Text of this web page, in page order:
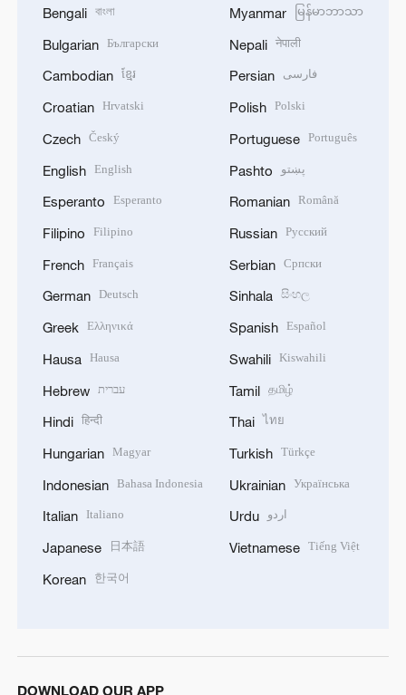
Bengali বাংলা
Bulgarian Български
Cambodian ខ្មែរ
Croatian Hrvatski
Czech Český
English English
Esperanto Esperanto
Filipino Filipino
French Français
German Deutsch
Greek Ελληνικά
Hausa Hausa
Hebrew עברית
Hindi हिन्दी
Hungarian Magyar
Indonesian Bahasa Indonesia
Italian Italiano
Japanese 日本語
Korean 한국어
Myanmar မြန်မာဘာသာ
Nepali नेपाली
Persian فارسی
Polish Polski
Portuguese Português
Pashto پښتو
Romanian Română
Russian Русский
Serbian Српски
Sinhala සිංහල
Spanish Español
Swahili Kiswahili
Tamil தமிழ்
Thai ไทย
Turkish Türkçe
Ukrainian Українська
Urdu اردو
Vietnamese Tiếng Việt
DOWNLOAD OUR APP